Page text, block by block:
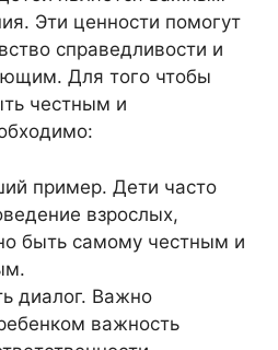
Эти ценности помогут
справедливости и
Для того чтобы
честным и
пример. Дети часто
взрослых,
быть самому честным и
диалог. Важно
важность